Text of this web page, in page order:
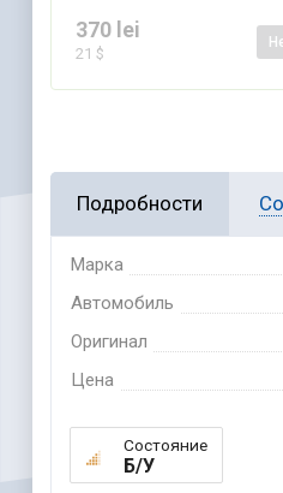
370 lei
21 $
Подробности
Марка
Автомобиль
Оригинал
Цена
Состояние
Б/У